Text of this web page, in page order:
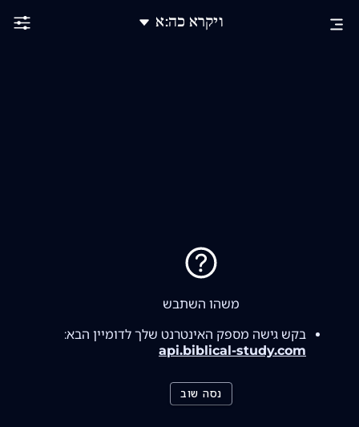
ויקרא כה:א
משהו השתבש
בקש גישה מספק האינטרנט שלך לדומיין הבא:
api.biblical-study.com
נסה שוב